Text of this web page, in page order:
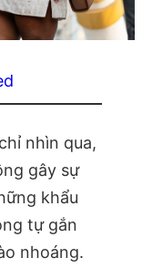
nhìn qua,
gây sự
khẩu
tự gắn
nhoáng.